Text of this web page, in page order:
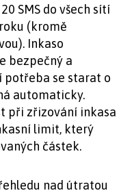
SMS do všech sítí
(kromě
Inkaso
bezpečný a
potřeba se starat o
automaticky.
při zřizování inkasa
limit, který
částek.
nad útratou